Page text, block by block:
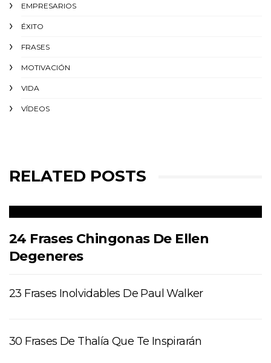
EMPRESARIOS
ÉXITO‬
FRASES
MOTIVACIÓN
VIDA
VÍDEOS
RELATED POSTS
24 Frases Chingonas De Ellen
Degeneres
23 Frases Inolvidables De Paul Walker
30 Frases De Thalía Que Te Inspirarán